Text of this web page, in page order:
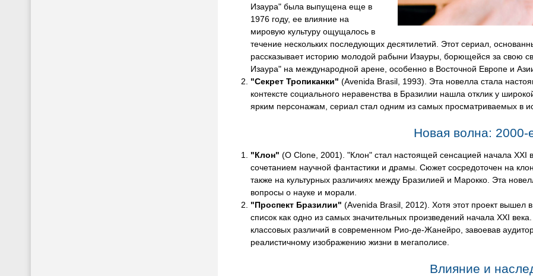
Изаура" была выпущена еще в
1976 году, ее влияние на
мировую культуру ощущалось в
течение нескольких последующих десятилетий. Этот сериал,
рассказывает историю молодой рабыни Изауры, борющейся за свою
Изаура" на международной арене, особенно в Восточной Европе и
"Секрет Тропиканки" (Avenida Brasil, 1993). Эта новелла стала
контексте социального неравенства в Бразилии нашла отклик у
ярким персонажам, сериал стал одним из самых просматриваемых в
Новая волна: 2000-
"Клон" (O Clone, 2001). "Клон" стал настоящей сенсацией начала XXI
сочетанием научной фантастики и драмы. Сюжет сосредоточен на
также на культурных различиях между Бразилией и Марокко. Эта
вопросы о науке и морали.
"Проспект Бразилии" (Avenida Brasil, 2012). Хотя этот проект вышел
список как одно из самых значительных произведений начала XXI
классовых различий в современном Рио-де-Жанейро, завоевав
реалистичному изображению жизни в мегаполисе.
Влияние и